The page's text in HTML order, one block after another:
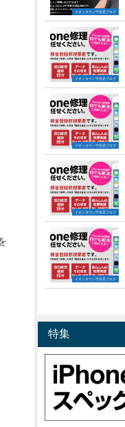
イオンタウン守谷店ブログ
イオンタウン守谷店ブログ
イオンタウン守谷店ブログ
イオンタウン守谷店ブログ
イオンタウン守谷店ブログ
特集